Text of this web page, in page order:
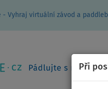
Vyhraj virtuální závod a
Při